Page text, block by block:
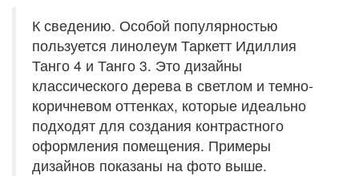
К сведению. Особой популярностью
пользуется линолеум Таркетт Идиллия
Танго 4 и Танго 3. Это дизайны
классического дерева в светлом и темно-
коричневом оттенках, которые идеально
подходят для создания контрастного
оформления помещения. Примеры
дизайнов показаны на фото выше.